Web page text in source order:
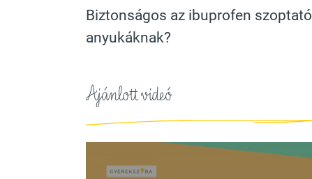
Biztonságos az ibuprofen szoptató
anyukáknak?
Ajánlott videó